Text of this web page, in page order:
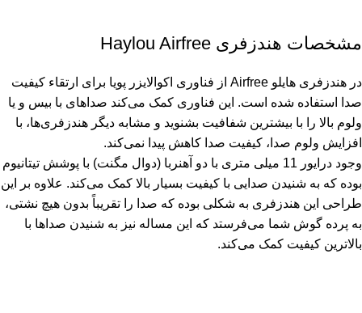
مشخصات هندزفری Haylou Airfree
در هندزفری هایلو Airfree از فناوری اکوالایزر پویا برای ارتقاء کیفیت
صدا استفاده شده است. این فناوری کمک می‌کند صداهای با بیس و یا
ولوم بالا را با بیشترین شفافیت بشنوید و مشابه دیگر هندزفری‌ها، با
افزایش ولوم صدا، کیفیت صدا کاهش پیدا نمی‌کند.
وجود درایور 11 میلی متری با دو آهنربا (دوال مگنت) با پوشش تیتانیوم
بوده که به شنیدن صدایی با کیفیت بسیار بالا کمک می‌کند. علاوه بر این
طراحی این هندزفری به شکلی بوده که صدا را تقریباً بدون هیچ نشتی،
به پرده گوش شما می‌فرستد که این مساله نیز به شنیدن صداها با
بالاترین کیفیت کمک می‌کند.